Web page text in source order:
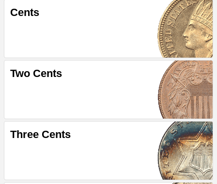
Cents
Two Cents
Three Cents